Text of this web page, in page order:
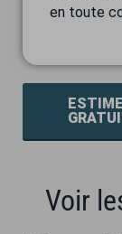
en toute
Voir